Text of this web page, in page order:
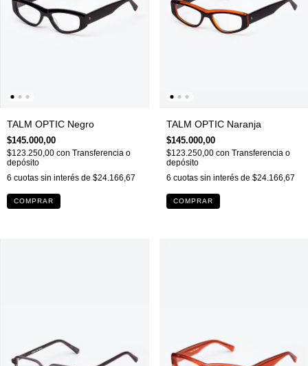
TALM OPTIC Negro
$145.000,00
$123.250,00 con Transferencia o
depósito
6 cuotas sin interés de $24.166,67
TALM OPTIC Naranja
$145.000,00
$123.250,00 con Transferencia o
depósito
6 cuotas sin interés de $24.166,67